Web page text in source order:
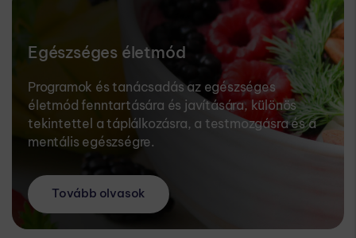
Egészséges életmód
Programok és tanácsadás az egészséges
életmód fenntartására és javítására, különös
tekintettel a táplálkozásra, a testmozgásra és a
mentális egészségre.
Tovább olvasok